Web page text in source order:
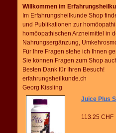
Willkommen im
Im Erfahrungsheilkunde Shop
und Publikationen zur
homöopathischen Arzneimittel in
Nahrungsergänzung,
Für Ihre Fragen stehe ich Ihnen
Sie können Fragen zum Shop
Besten Dank für Ihren Besuch!
erfahrungsheilkunde.ch
Georg Kissling
Juice Plus
113.25 CHF